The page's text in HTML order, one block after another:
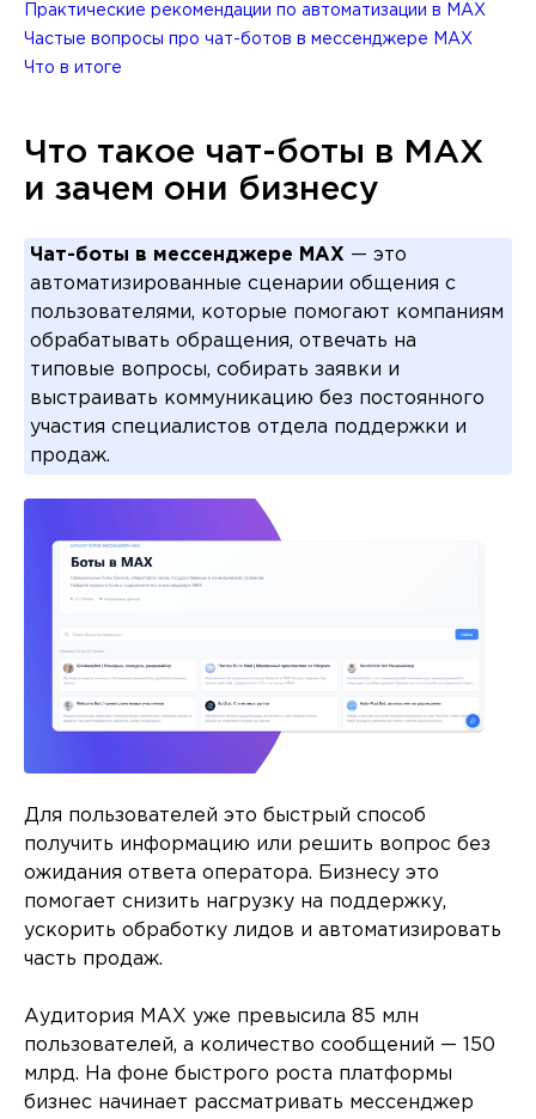
Практические рекомендации по автоматизации в MAX
Частые вопросы про чат-ботов в мессенджере MAX
Что в итоге
Что такое чат-боты в MAX
и зачем они бизнесу
Чат-боты в мессенджере MAX — это
автоматизированные сценарии общения с
пользователями, которые помогают компаниям
обрабатывать обращения, отвечать на
типовые вопросы, собирать заявки и
выстраивать коммуникацию без постоянного
участия специалистов отдела поддержки и
продаж.
Для пользователей это быстрый способ
получить информацию или решить вопрос без
ожидания ответа оператора. Бизнесу это
помогает снизить нагрузку на поддержку,
ускорить обработку лидов и автоматизировать
часть продаж.
Аудитория MAX уже превысила 85 млн
пользователей, а количество сообщений — 150
млрд. На фоне быстрого роста платформы
бизнес начинает рассматривать мессенджер